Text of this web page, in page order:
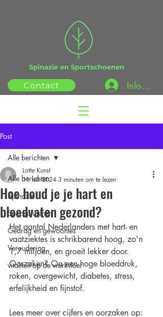
Spinazie en Sportschoenen
Contact Inloggen
Post
Alle berichten
Spinazie
Sportschoenen
Gedrag en gewoontes
Veroudering
vitaliteit op de werkvloer
Alle berichten
Hoe houd je je hart en
bloedvaten gezond?
Lotte Kunst
11 feb 2024 3 minuten om te lezen
Het aantal Nederlanders met hart- en
vaatziektes is schrikbarend hoog, zo'n
1,7 miljoen, en groeit lekker door.
Oorzaken? Oa een hoge bloeddruk,
roken, overgewicht, diabetes, stress,
erfelijkheid en fijnstof.
Lees meer over cijfers en oorzaken op: